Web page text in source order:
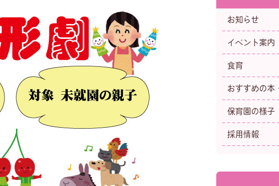
お知らせ
イベント案内
食育
おすすめの本
保育園の様子
採用情報